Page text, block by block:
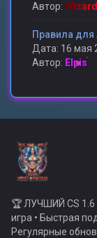
Автор: Wizard
Правила для
Дата: 16 мая
Автор: Elpis
🏆 ЛУЧШИЙ CS 1.6
игра • Быстрая
Регулярные